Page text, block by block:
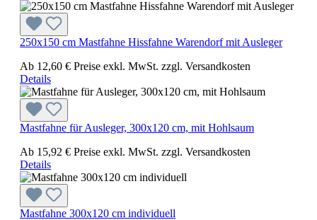
250x150 cm Mastfahne Hissfahne Warendorf mit Ausleger
Ab 12,60 € Preise exkl. MwSt. zzgl. Versandkosten
Details
Mastfahne für Ausleger, 300x120 cm, mit Hohlsaum
Ab 15,92 € Preise exkl. MwSt. zzgl. Versandkosten
Details
Mastfahne 300x120 cm individuell